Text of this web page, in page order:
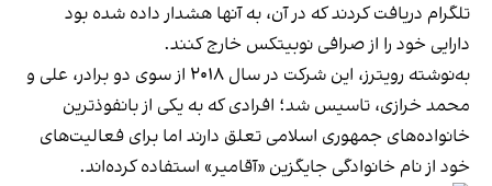
تلگرام دریافت کردند که در آن، به آنها هشدار داده شده بود
دارایی خود را از صرافی نوبیتکس خارج کنند.
به‌نوشته رویترز، این شرکت در سال ۲۰۱۸ از سوی دو برادر، علی و
محمد خرازی، تاسیس شد؛ افرادی که به یکی از بانفوذترین
خانواده‌های جمهوری اسلامی تعلق دارند اما برای فعالیت‌های
خود از نام خانوادگی جایگزین «آقامیر» استفاده کرده‌اند.